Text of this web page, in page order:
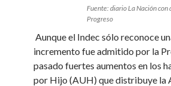
Fuente: diario La Nación
Progreso
Aunque el Indec sólo reconoce
incremento fue admitido por la
pasado fuertes aumentos en los
por Hijo (AUH) que distribuye la